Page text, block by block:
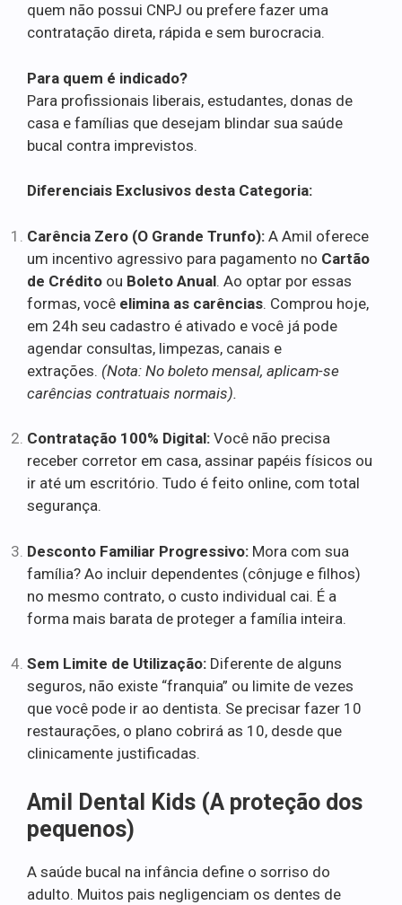
quem não possui CNPJ ou prefere fazer uma
contratação direta, rápida e sem burocracia.
Para quem é indicado?
Para profissionais liberais, estudantes, donas de
casa e famílias que desejam blindar sua saúde
bucal contra imprevistos.
Diferenciais Exclusivos desta Categoria:
Carência Zero (O Grande Trunfo): A Amil oferece
um incentivo agressivo para pagamento no Cartão
de Crédito ou Boleto Anual. Ao optar por essas
formas, você elimina as carências. Comprou hoje,
em 24h seu cadastro é ativado e você já pode
agendar consultas, limpezas, canais e
extrações. (Nota: No boleto mensal, aplicam-se
carências contratuais normais).
Contratação 100% Digital: Você não precisa
receber corretor em casa, assinar papéis físicos ou
ir até um escritório. Tudo é feito online, com total
segurança.
Desconto Familiar Progressivo: Mora com sua
família? Ao incluir dependentes (cônjuge e filhos)
no mesmo contrato, o custo individual cai. É a
forma mais barata de proteger a família inteira.
Sem Limite de Utilização: Diferente de alguns
seguros, não existe “franquia” ou limite de vezes
que você pode ir ao dentista. Se precisar fazer 10
restaurações, o plano cobrirá as 10, desde que
clinicamente justificadas.
Amil Dental Kids (A proteção dos
pequenos)
A saúde bucal na infância define o sorriso do
adulto. Muitos pais negligenciam os dentes de